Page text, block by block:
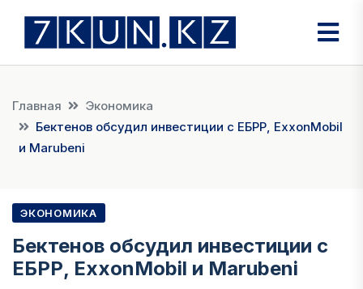
Главная
Экономика
Бектенов обсудил инвестиции с ЕБРР, ExxonMobil
и Marubeni
ЭКОНОМИКА
Бектенов обсудил инвестиции с
ЕБРР, ExxonMobil и Marubeni